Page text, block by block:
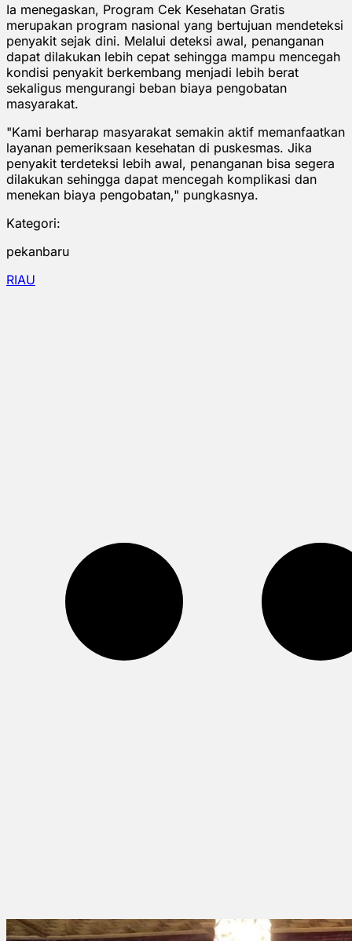
Ia menegaskan, Program Cek Kesehatan Gratis
merupakan program nasional yang bertujuan mendeteksi
penyakit sejak dini. Melalui deteksi awal, penanganan
dapat dilakukan lebih cepat sehingga mampu mencegah
kondisi penyakit berkembang menjadi lebih berat
sekaligus mengurangi beban biaya pengobatan
masyarakat.
"Kami berharap masyarakat semakin aktif memanfaatkan
layanan pemeriksaan kesehatan di puskesmas. Jika
penyakit terdeteksi lebih awal, penanganan bisa segera
dilakukan sehingga dapat mencegah komplikasi dan
menekan biaya pengobatan," pungkasnya.
Kategori:
pekanbaru
RIAU